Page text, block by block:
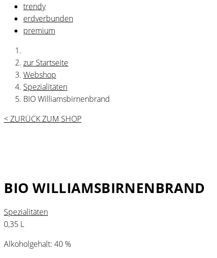
trendy
erdverbunden
premium
zur Startseite
Webshop
Spezialitäten
BIO Williamsbirnenbrand
< ZURÜCK ZUM SHOP
BIO WILLIAMSBIRNENBRAND
Spezialitäten
0,35 L
Alkoholgehalt: 40 %